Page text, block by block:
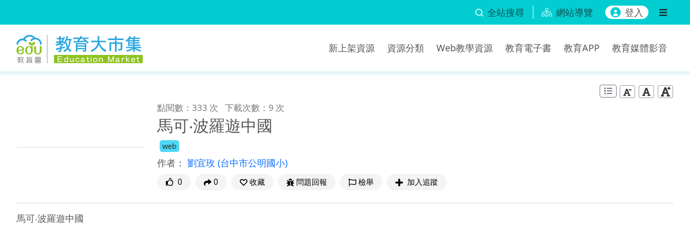
全站搜尋 網站導覽 登入
新上架資源 資源分類 Web教學資源 教育電子書 教育APP 教育媒體影音
點閱數：333 次 下載次數：9 次
馬可‧波羅遊中國
web
作者： 劉宜玫 (台中市公明國小)
0 0 收藏 問題回報 檢舉 加入追蹤
馬可‧波羅遊中國